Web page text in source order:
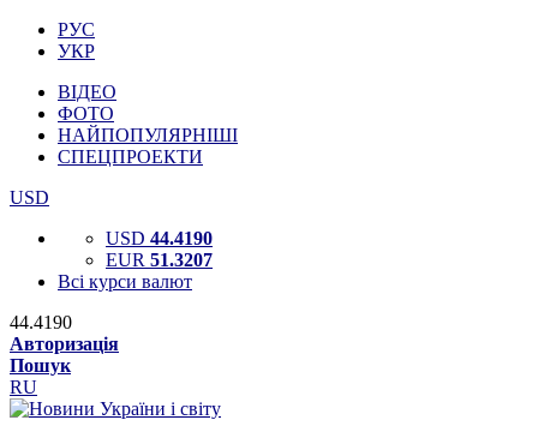
РУС
УКР
ВІДЕО
ФОТО
НАЙПОПУЛЯРНІШІ
СПЕЦПРОЕКТИ
USD
USD 44.4190
EUR 51.3207
Всі курси валют
44.4190
Авторизація
Пошук
RU